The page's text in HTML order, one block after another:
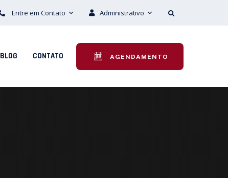
Entre em Contato Administrativo
BLOG CONTATO AGENDAMENTO